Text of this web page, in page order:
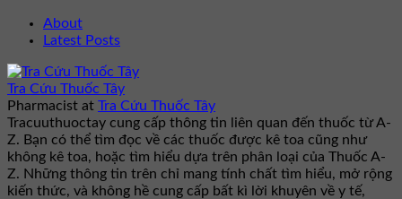
About
Latest Posts
Tra Cứu Thuốc Tây
Pharmacist at Tra Cứu Thuốc Tây
Tracuuthuoctay cung cấp thông tin liên quan đến thuốc từ A-
Z. Bạn có thể tìm đọc về các thuốc được kê toa cũng như
không kê toa, hoặc tìm hiểu dựa trên phân loại của Thuốc A-
Z. Những thông tin trên chỉ mang tính chất tìm hiểu, mở rộng
kiến thức, và không hề cung cấp bất kì lời khuyên về y tế,